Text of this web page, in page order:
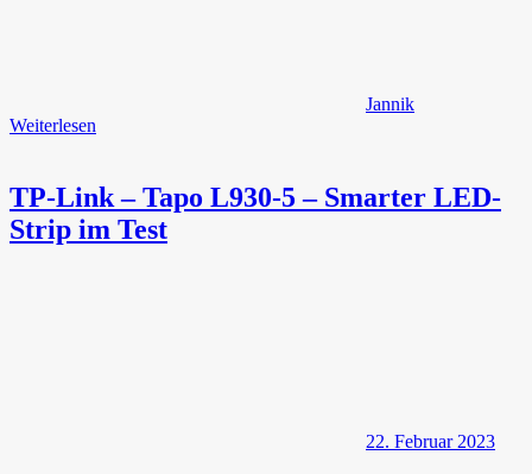
Jannik
Weiterlesen
TP-Link – Tapo L930-5 – Smarter LED-
Strip im Test
22. Februar 2023